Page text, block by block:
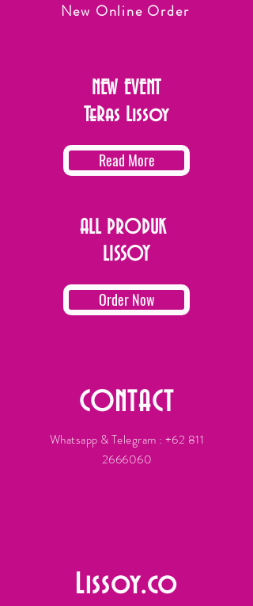
New Online Order
NEW EVENT
TeRas Lissoy
Read More
ALL PRODUK
LISSOY
Order Now
CONTACT
Whatsapp & Telegram : +62 811
2666060
Lissoy.co